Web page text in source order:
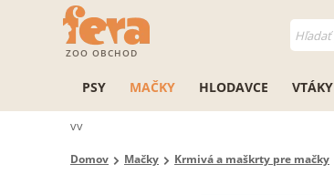
ZOO OBCHOD
PSY MAČKY HLODAVCE VTÁKY
vv
Domov Mačky Krmivá a maškrty pre mačky